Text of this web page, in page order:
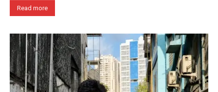
Read more